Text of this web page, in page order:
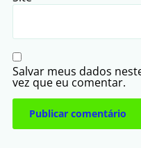
Salvar meus dados
vez que eu comentar.